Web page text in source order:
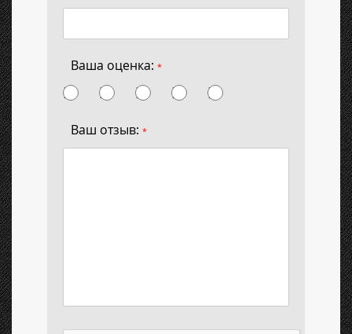
Ваша оценка: *
Ваш отзыв: *